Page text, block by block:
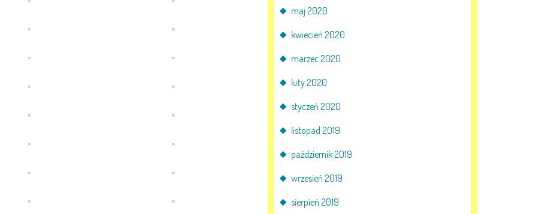
maj 2020
kwiecień 2020
marzec 2020
luty 2020
styczeń 2020
listopad 2019
październik 2019
wrzesień 2019
sierpień 2019